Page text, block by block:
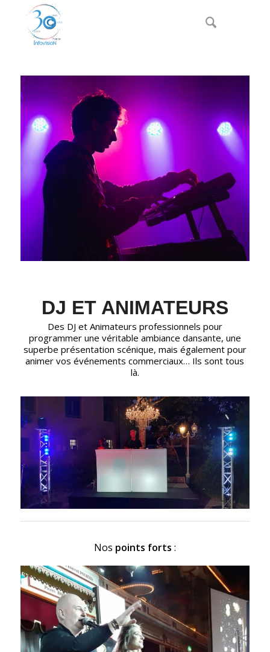
DJ ET ANIMATEURS
Des DJ et Animateurs professionnels pour
programmer une véritable ambiance dansante, une
superbe présentation scénique, mais également pour
animer vos événements commerciaux… Ils sont tous
là.
Nos points forts :